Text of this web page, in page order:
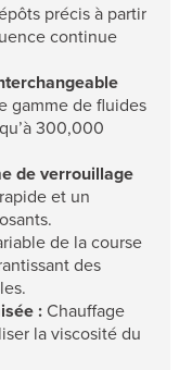
précis à partir
continue
gamme de fluides
300,000
de verrouillage
et un
de la course
des
:Chauffage
la viscosité du